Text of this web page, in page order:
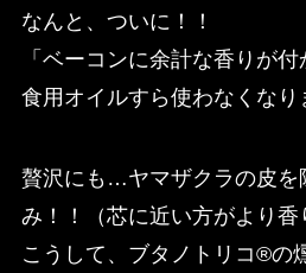
なんと、ついに！！
「ベーコンに余計な香りが付
食用オイルすら使わなくなり
贅沢にも…ヤマザクラの皮を
み！！（芯に近い方がより
こうして、ブタノトリコ®の